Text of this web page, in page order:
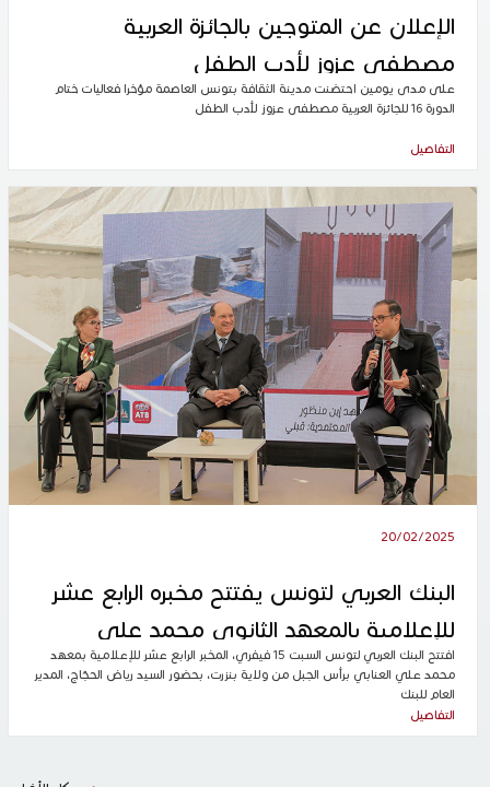
الإعلان عن المتوجين بالجائزة العربية
مصطفى عزوز لأدب الطفل
على مدى يومين احتضنت مدينة الثقافة بتونس العاصمة مؤخرا فعاليات ختام
الدورة 16 للجائزة العربية مصطفى عزوز لأدب الطفل
التفاصيل
20/02/2025
البنك العربي لتونس يفتتح مخبره الرابع عشر
للإعلامية بالمعهد الثانوي محمد علي
العنابي في رأس الجبلافتتح البنك العربي لتونس السبت 15 فيفري، المخبر الرابع عشر للإعلامية بمعهد
محمد علي العنابي برأس الجبل من ولاية بنزرت، بحضور السيد رياض الحجّاج، المدير
العام للبنك
التفاصيل